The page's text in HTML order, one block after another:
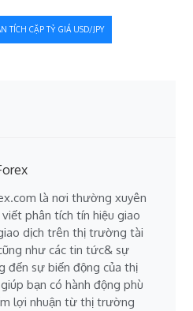
TÍCH CẶP TỶ GIÁ USD/JPY
là nơi thường xuyên
viết phân tích tín hiệu giao
dịch trên thị trường tài
như các tin tức& sự
đến sự biến động của thị
bạn có hành động phù
lợi nhuận từ thị trường